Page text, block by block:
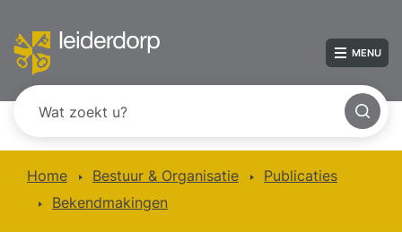
MENU
Home Bestuur & Organisatie
Publicaties
Bekendmakingen